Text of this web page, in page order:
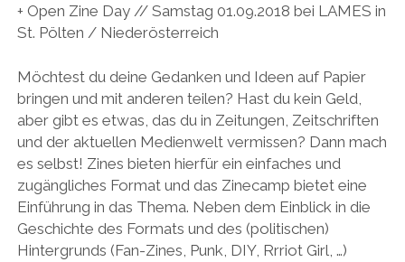
+ Open Zine Day // Samstag 01.09.2018 bei LAMES in
St. Pölten / Niederösterreich
Möchtest du deine Gedanken und Ideen auf Papier
bringen und mit anderen teilen? Hast du kein Geld,
aber gibt es etwas, das du in Zeitungen, Zeitschriften
und der aktuellen Medienwelt vermissen? Dann mach
es selbst! Zines bieten hierfür ein einfaches und
zugängliches Format und das Zinecamp bietet eine
Einführung in das Thema. Neben dem Einblick in die
Geschichte des Formats und des (politischen)
Hintergrunds (Fan-Zines, Punk, DIY, Rrriot Girl, …)